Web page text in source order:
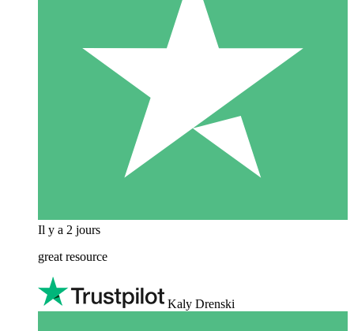
Il y a 2 jours
great resource
Kaly Drenski